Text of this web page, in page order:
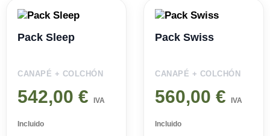
Pack Sleep
CANAPÉ + COLCHÓN
542,00 € IVA
Incluido
Pack Swiss
CANAPÉ + COLCHÓN
560,00 € IVA
Incluido